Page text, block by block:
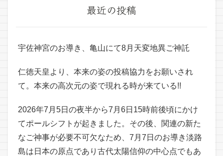
最近の投稿
宇佐神宮のお導き、亀山にて8月天変地異ご神託
仁徳天皇より、本来の姿の投稿協力をお願いされ
て。本来の高次元の姿で現れる時が来ている!!
2026年7月5日の夜半から7月6日15時前後頃にかけ
てポールシフトが起きました。その後、関連の新た
なご神事が必要不可欠なため、7月7日のお導き淡路
島は日本の原点であり古代太陽信仰の中心点でもあ